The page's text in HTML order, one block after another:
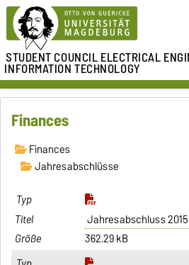
STUDENT COUNCILELECTRICAL
INFORMATION TECHNOLOGY
Finances
Finances
Jahresabschlüsse
Jahresabschluss 2015
362.29 kB